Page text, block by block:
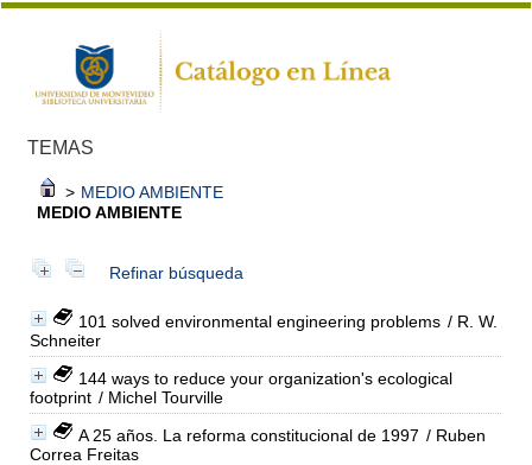
TEMAS
> MEDIO AMBIENTE
MEDIO AMBIENTE
Refinar búsqueda
101 solved environmental engineering problems / R. W.
Schneiter
144 ways to reduce your organization's ecological
footprint / Michel Tourville
A 25 años. La reforma constitucional de 1997 / Ruben
Correa Freitas